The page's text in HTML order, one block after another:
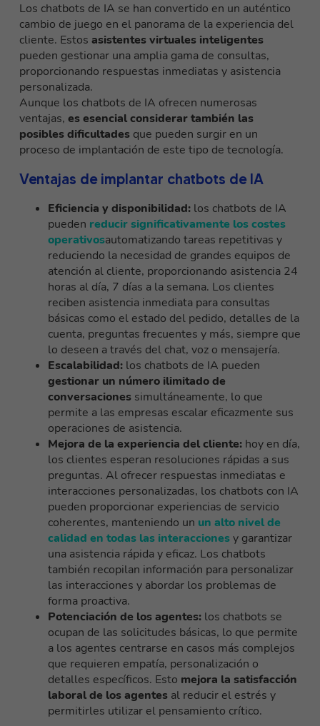
Los chatbots de IA se han convertido en un auténtico
cambio de juego en el panorama de la experiencia del
cliente. Estos asistentes virtuales inteligentes
pueden gestionar una amplia gama de consultas,
proporcionando respuestas inmediatas y asistencia
personalizada.
Aunque los chatbots de IA ofrecen numerosas
ventajas, es esencial considerar también las
posibles dificultades que pueden surgir en un
proceso de implantación de este tipo de tecnología.
Ventajas de implantar chatbots de IA
Eficiencia y disponibilidad: los chatbots de IA
pueden reducir significativamente los costes
operativosautomatizando tareas repetitivas y
reduciendo la necesidad de grandes equipos de
atención al cliente, proporcionando asistencia 24
horas al día, 7 días a la semana. Los clientes
reciben asistencia inmediata para consultas
básicas como el estado del pedido, detalles de la
cuenta, preguntas frecuentes y más, siempre que
lo deseen a través del chat, voz o mensajería.
Escalabilidad: los chatbots de IA pueden
gestionar un número ilimitado de
conversaciones simultáneamente, lo que
permite a las empresas escalar eficazmente sus
operaciones de asistencia.
Mejora de la experiencia del cliente: hoy en día,
los clientes esperan resoluciones rápidas a sus
preguntas. Al ofrecer respuestas inmediatas e
interacciones personalizadas, los chatbots con IA
pueden proporcionar experiencias de servicio
coherentes, manteniendo un un alto nivel de
calidad en todas las interaccionesy garantizar
una asistencia rápida y eficaz. Los chatbots
también recopilan información para personalizar
las interacciones y abordar los problemas de
forma proactiva.
Potenciación de los agentes: los chatbots se
ocupan de las solicitudes básicas, lo que permite
a los agentes centrarse en casos más complejos
que requieren empatía, personalización o
detalles específicos. Esto mejora la satisfacción
laboral de los agentes al reducir el estrés y
permitirles utilizar el pensamiento crítico.